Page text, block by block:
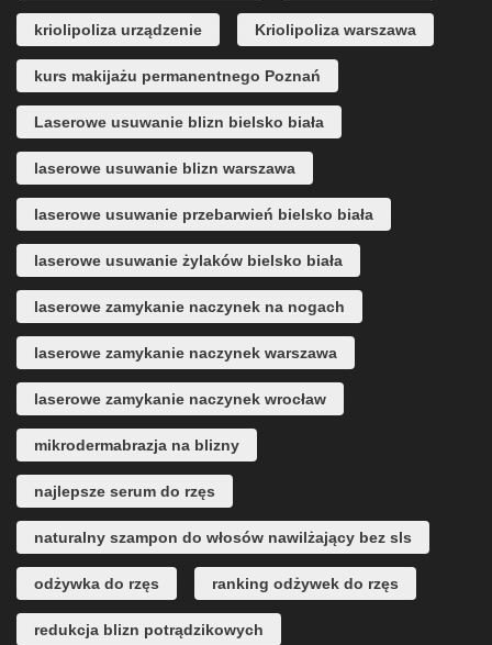
kriolipoliza urządzenie Kriolipoliza warszawa
kurs makijażu permanentnego Poznań
Laserowe usuwanie blizn bielsko biała
laserowe usuwanie blizn warszawa
laserowe usuwanie przebarwień bielsko biała
laserowe usuwanie żylaków bielsko biała
laserowe zamykanie naczynek na nogach
laserowe zamykanie naczynek warszawa
laserowe zamykanie naczynek wrocław
mikrodermabrazja na blizny
najlepsze serum do rzęs
naturalny szampon do włosów nawilżający bez sls
odżywka do rzęs ranking odżywek do rzęs
redukcja blizn potrądzikowych